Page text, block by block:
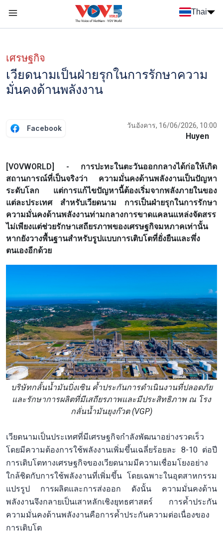
Thai
เศรษฐกิจ
เวียดนามเป็นฝ่ายรุกในการรักษาความ
มั่นคงด้านพลังงาน
Facebook วันอังคาร, 16/06/2026, 10:00
Huyen
[VOVWORLD] - การปะทะในตะวันออกกลางได้ก่อให้เกิด
สถานการณ์ที่เป็นจริงว่า ความมั่นคงด้านพลังงานเป็นปัญหา
ระดับโลก แต่การแก้ไขปัญหานี้ต้องเริ่มจากพลังภายในของ
แต่ละประเทศ สำหรับเวียดนาม การเป็นฝ่ายรุกในการรักษา
ความมั่นคงด้านพลังงานท่ามกลางการขาดแคลนแหล่งจัดสรร
ไม่เพียงแต่ช่วยรักษาเสถียรภาพของเศรษฐกิจมหภาคเท่านั้น
หากยังวางพื้นฐานสำหรับรูปแบบการเติบโตที่ยั่งยืนและพึ่ง
ตนเองอีกด้วย
บริษัทกลั้นน้ำมันบิ่งเซิน ค้ำประกันการดำเนินงานที่ปลอดภัย
และรักษาการผลิตที่มีเสถียรภาพและมีประสิทธิภาพ ณ โรง
กลั่นน้ำมันยุงก๊วต (VGP)
เวียดนามเป็นประเทศที่มีเศรษฐกิจกำลังพัฒนาอย่างรวดเร็ว
โดยมีความต้องการใช้พลังงานเพิ่มขึ้นเฉลี่ยร้อยละ 8-10 ต่อปี
การเติบโตทางเศรษฐกิจของเวียดนามมีความเชื่อมโยงอย่าง
ใกล้ชิดกับการใช้พลังงานที่เพิ่มขึ้น โดยเฉพาะในอุตสาหกรรม
แปรรูป การผลิตและการส่งออก ดังนั้น ความมั่นคงด้าน
พลังงานจึงกลายเป็นเสาหลักเชิงยุทธศาสตร์ การค้ำประกัน
ความมั่นคงด้านพลังงานคือการค้ำประกันความต่อเนื่องของ
การเติบโต